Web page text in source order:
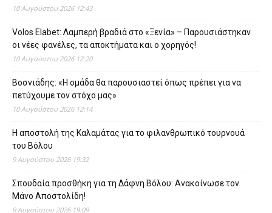
10 Αυγούστου 2026 12:43
Volos Elabet: Λαμπερή βραδιά στο «Ξενία» – Παρουσιάστηκαν
οι νέες φανέλες, τα αποκτήματα και ο χορηγός!
10 Αυγούστου 2026 12:20
Βοσνιάδης: «Η ομάδα θα παρουσιαστεί όπως πρέπει για να
πετύχουμε τον στόχο μας»
10 Αυγούστου 2026 12:14
Η αποστολή της Καλαμάτας για το φιλανθρωπικό τουρνουά
του Βόλου
9 Αυγούστου 2026 19:32
Σπουδαία προσθήκη για τη Δάφνη Βόλου: Ανακοίνωσε τον
Μάνο Αποστολίδη!
9 Αυγούστου 2026 19:09